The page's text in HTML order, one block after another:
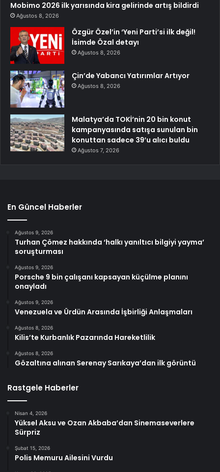
Mobimo 2026 ilk yarısında kira gelirinde artış bildirdi
Ağustos 8, 2026
Özgür Özel’in ‘Yeni Parti’si ilk değil!
İsimde Özal detayı
Ağustos 8, 2026
Çin’de Yabancı Yatırımlar Artıyor
Ağustos 8, 2026
Malatya’da TOKİ’nin 20 bin konut
kampanyasında satışa sunulan bin
konuttan sadece 39’u alıcı buldu
Ağustos 7, 2026
En Güncel Haberler
Ağustos 9, 2026
Turhan Çömez hakkında ‘halkı yanıltıcı bilgiyi yayma’
soruşturması
Ağustos 9, 2026
Porsche 9 bin çalışanı kapsayan küçülme planını
onayladı
Ağustos 9, 2026
Venezuela ve Ürdün Arasında İşbirliği Anlaşmaları
Ağustos 8, 2026
Kilis’te Kurbanlık Pazarında Hareketlilik
Ağustos 8, 2026
Gözaltına alınan Serenay Sarıkaya’dan ilk görüntü
Rastgele Haberler
Nisan 4, 2026
Yüksel Aksu ve Ozan Akbaba’dan Sinemaseverlere
Sürpriz
Şubat 15, 2026
Polis Memuru Ailesini Vurdu